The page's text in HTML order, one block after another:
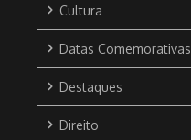
Cultura
Datas Comemorativas
Destaques
Direito